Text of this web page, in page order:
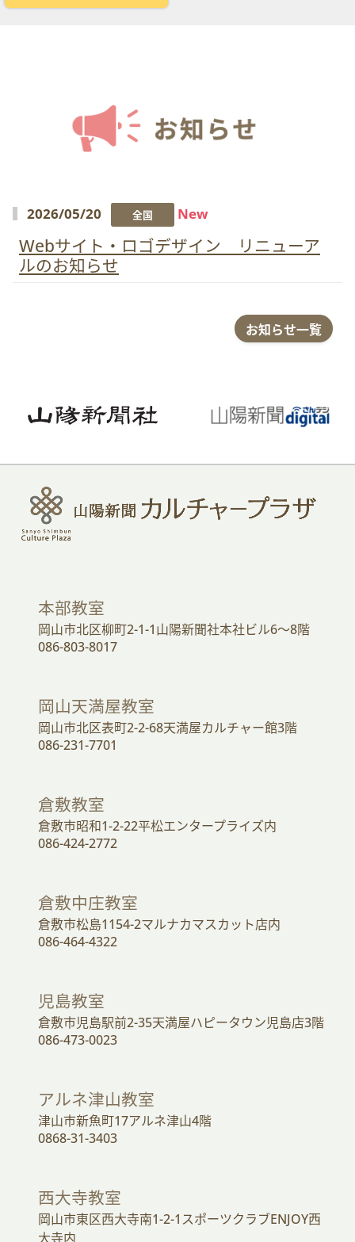
2026/05/20 全国 New
Webサイト・ロゴデザイン リニューア
ルのお知らせ
お知らせ一覧
本部教室
岡山市北区柳町2-1-1山陽新聞社本社ビル6～8階
086-803-8017
岡山天満屋教室
岡山市北区表町2-2-68天満屋カルチャー館3階
086-231-7701
倉敷教室
倉敷市昭和1-2-22平松エンタープライズ内
086-424-2772
倉敷中庄教室
倉敷市松島1154-2マルナカマスカット店内
086-464-4322
児島教室
倉敷市児島駅前2-35天満屋ハピータウン児島店3階
086-473-0023
アルネ津山教室
津山市新魚町17アルネ津山4階
0868-31-3403
西大寺教室
岡山市東区西大寺南1-2-1スポーツクラブENJOY西
大寺内